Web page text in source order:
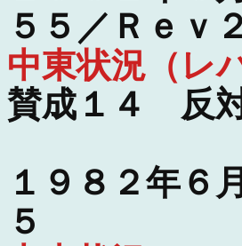
５５／Ｒｅｖ２
中東状況（レ
賛成１４ 反
１９８２年
５